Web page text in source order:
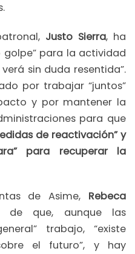
Justo Sierra, ha
golpe” para la actividad
sin duda resentida”.
por trabajar “juntos”
y por mantener la
para que
de reactivación” y
para recuperar la
de Asime, Rebeca
de que, aunque las
trabajo, “existe
el futuro”, y hay